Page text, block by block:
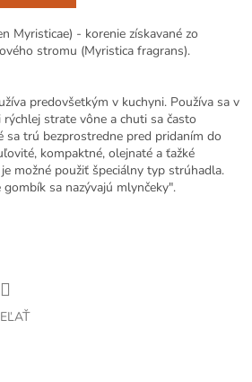
Myristicae) - korenie získavané zo
stromu (Myristica fragrans).
predovšetkým v kuchyni. Používa sa v
strate vône a chuti sa často
sa trú bezprostredne pred pridaním do
kompaktné, olejnaté a ťažké
možné použiť špeciálny typ strúhadla.
sa nazývajú mlynčeky".